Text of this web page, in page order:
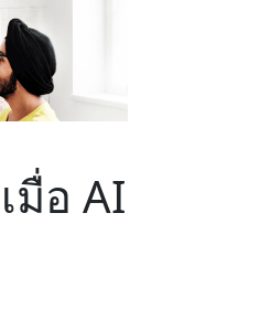
มื่อ AI